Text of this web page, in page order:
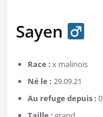
Sayen
Race : x malinois
Né le : 29.09.21
Au refuge depuis :